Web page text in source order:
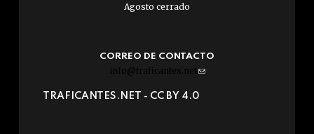
Agosto cerrado
CORREO DE CONTACTO
info@traficantes.net (link
e-
TRAFICANTES.NET - CC BY 4.0